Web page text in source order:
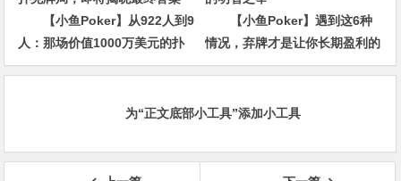
【小鱼Poker】从922人到9
人：那场价值1000万美元的扑
克牌局，即将揭晓最终答案
【小鱼Poker】遇到这6种
情况，弃牌才是让你长期盈利的
明智之举
为“正文底部小工具”添加小工具